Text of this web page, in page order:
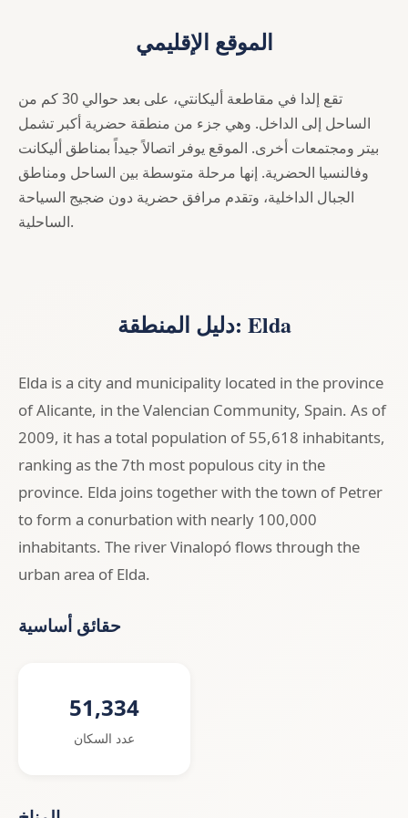
الموقع الإقليمي
تقع إلدا في مقاطعة أليكانتي، على بعد حوالي 30 كم من
الساحل إلى الداخل. وهي جزء من منطقة حضرية أكبر تشمل
بيتر ومجتمعات أخرى. الموقع يوفر اتصالاً جيداً بمناطق أليكانت
وفالنسيا الحضرية. إنها مرحلة متوسطة بين الساحل ومناطق
الجبال الداخلية، وتقدم مرافق حضرية دون ضجيج السياحة
الساحلية.
دليل المنطقة: Elda
Elda is a city and municipality located in the province
of Alicante, in the Valencian Community, Spain. As of
2009, it has a total population of 55,618 inhabitants,
ranking as the 7th most populous city in the
province. Elda joins together with the town of Petrer
to form a conurbation with nearly 100,000
inhabitants. The river Vinalopó flows through the
urban area of Elda.
حقائق أساسية
51,334
عدد السكان